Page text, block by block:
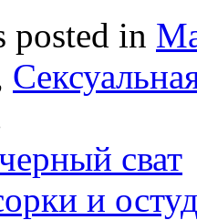
posted in
сват
и